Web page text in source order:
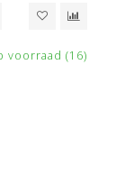
voorraad (16)